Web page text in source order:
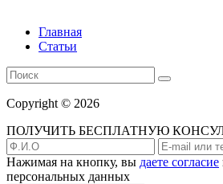
Главная
Статьи
Copyright © 2026
ПОЛУЧИТЬ БЕСПЛАТНУЮ
Нажимая на кнопку, вы даете согласие
персональных данных